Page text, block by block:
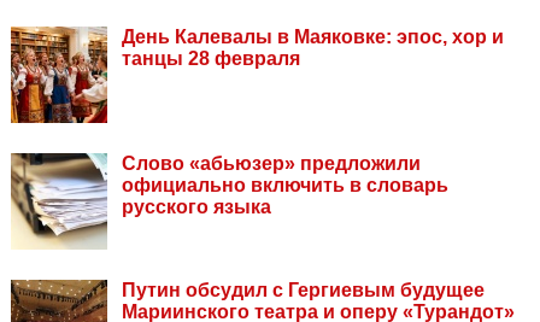
День Калевалы в Маяковке: эпос, хор и
танцы 28 февраля
Слово «абьюзер» предложили
официально включить в словарь
русского языка
Путин обсудил с Гергиевым будущее
Мариинского театра и оперу «Турандот»